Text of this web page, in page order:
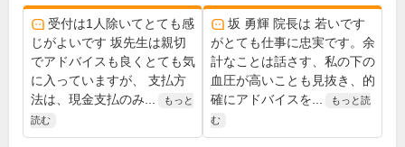
受付は1人除いてとても感
じがよいです 坂先生は親切
でアドバイスも良くとても気
に入っていますが、 支払方
法は、現金支払のみ...
もっと
読む
坂 勇輝 院長は 若いです
がとても仕事に忠実です。余
計なことは話さす、私の下の
血圧が高いことも見抜き、的
確にアドバイスを...
もっと読
む